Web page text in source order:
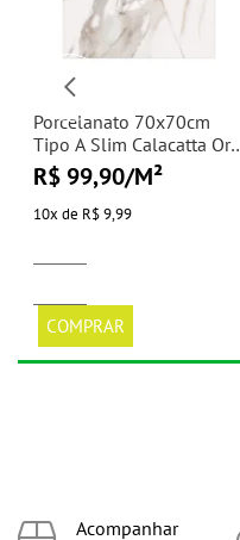
Porcelanato 70x70cm
Tipo A Slim Calacatta Oro
Supreme Polido Cerbras -
2,00m²
R$ 99,90/M²
10x de R$ 9,99
COMPRAR
Acompanhar